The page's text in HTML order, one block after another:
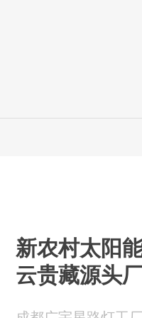
新农村太阳
云贵藏源头